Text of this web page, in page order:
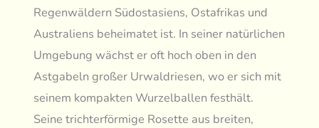
Regenwäldern Südostasiens, Ostafrikas und
Australiens beheimatet ist. In seiner natürlichen
Umgebung wächst er oft hoch oben in den
Astgabeln großer Urwaldriesen, wo er sich mit
seinem kompakten Wurzelballen festhält.
Seine trichterförmige Rosette aus breiten,